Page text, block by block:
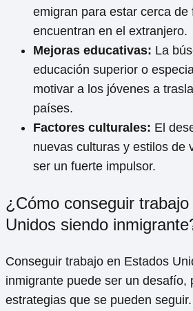
emigran para estar cerca
encuentran en el extranjero.
Mejoras educativas: La
educación superior o
motivar a los jóvenes a
países.
Factores culturales: El
nuevas culturas y estilos de
ser un fuerte impulsor.
¿Cómo conseguir
Unidos siendo
Conseguir trabajo en Estados
inmigrante puede ser un desafío,
estrategias que se pueden